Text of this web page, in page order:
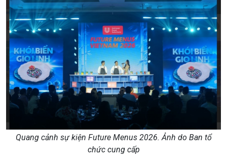
Quang cảnh sự kiện Future Menus 2026. Ảnh do Ban tổ
chức cung cấp